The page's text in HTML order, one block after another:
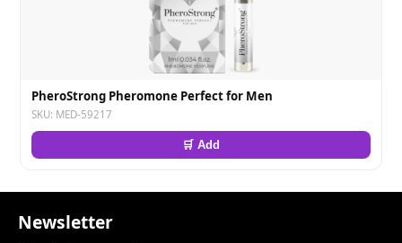
PheroStrong Pheromone Perfect for Men
SKU: MED-59217
🛒 Add
Newsletter